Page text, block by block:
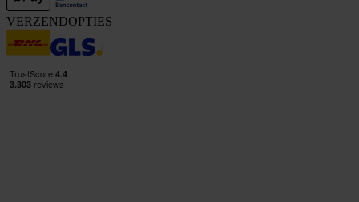
VERZENDOPTIES